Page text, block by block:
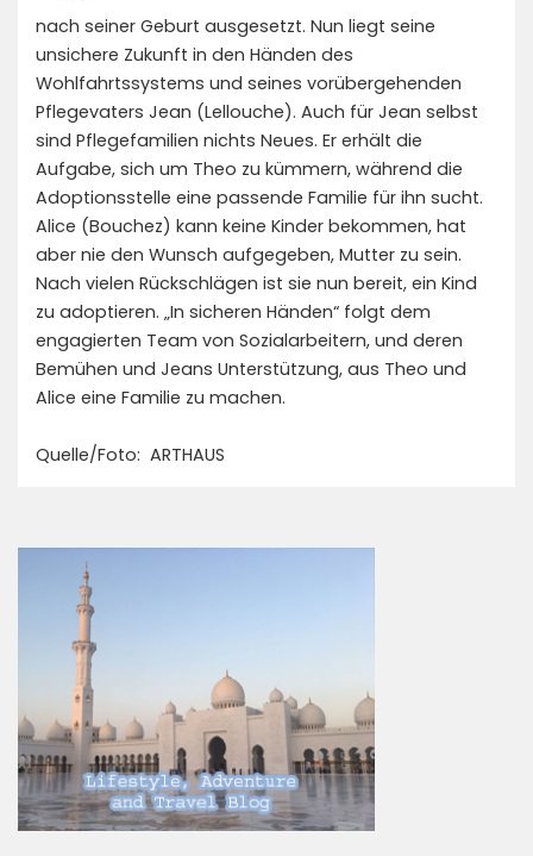
nach seiner Geburt ausgesetzt. Nun liegt seine
unsichere Zukunft in den Händen des
Wohlfahrtssystems und seines vorübergehenden
Pflegevaters Jean (Lellouche). Auch für Jean selbst
sind Pflegefamilien nichts Neues. Er erhält die
Aufgabe, sich um Theo zu kümmern, während die
Adoptionsstelle eine passende Familie für ihn sucht.
Alice (Bouchez) kann keine Kinder bekommen, hat
aber nie den Wunsch aufgegeben, Mutter zu sein.
Nach vielen Rückschlägen ist sie nun bereit, ein Kind
zu adoptieren. „In sicheren Händen“ folgt dem
engagierten Team von Sozialarbeitern, und deren
Bemühen und Jeans Unterstützung, aus Theo und
Alice eine Familie zu machen.
Quelle/Foto: ARTHAUS